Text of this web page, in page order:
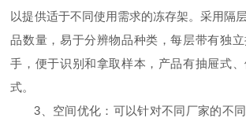
以提供适于不同使用需求的冻存架。采用隔
品数量，易于分辨物品种类，每层带有独
手，便于识别和拿取样本，产品有抽屉式
式。
3、空间优化：可以针对不同厂家的不